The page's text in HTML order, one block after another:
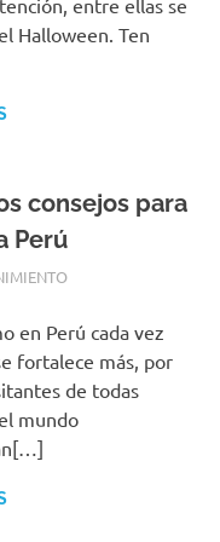
Halloween. Ten
consejos para
Perú
2017
REDACCIÓN
en Perú cada vez
fortalece más, por
de todas
mundo